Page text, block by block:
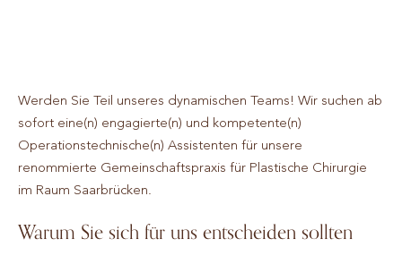
Werden Sie Teil unseres dynamischen Teams! Wir suchen ab
sofort eine(n) engagierte(n) und kompetente(n)
Operationstechnische(n) Assistenten für unsere
renommierte Gemeinschaftspraxis für Plastische Chirurgie
im Raum Saarbrücken.
Warum Sie sich für uns entscheiden sollten